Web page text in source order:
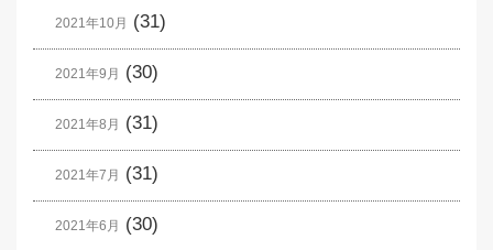
2021年10月 (31)
2021年9月 (30)
2021年8月 (31)
2021年7月 (31)
2021年6月 (30)